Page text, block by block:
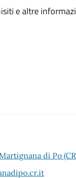
e altre
di Po